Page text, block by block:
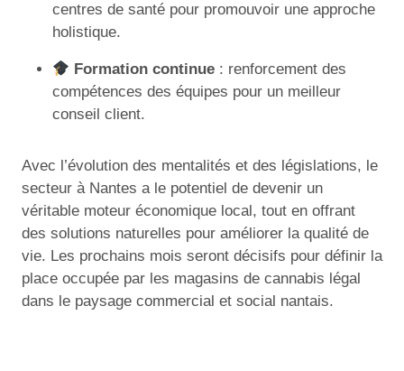
centres de santé pour promouvoir une approche
holistique.
Formation continue : renforcement des
compétences des équipes pour un meilleur
conseil client.
Avec l’évolution des mentalités et des législations, le
secteur à Nantes a le potentiel de devenir un
véritable moteur économique local, tout en offrant
des solutions naturelles pour améliorer la qualité de
vie. Les prochains mois seront décisifs pour définir la
place occupée par les magasins de cannabis légal
dans le paysage commercial et social nantais.